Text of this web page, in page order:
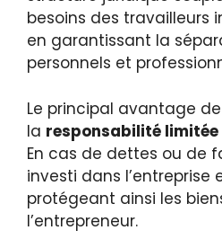
besoins des travailleurs
en garantissant la
personnels et
Le principal avantage de
la responsabilité limitée
En cas de dettes ou de
investi dans l’entreprise
protégeant ainsi les
l’entrepreneur.